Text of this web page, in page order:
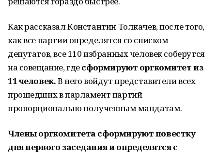
Как рассказал Константин Толкачев, после того,
как все партии определятся со списком
депутатов, все 110 избранных человек соберутся
на совещание, гдесформируют оргкомитет из
11 человек.В него войдут представители всех
прошедших в парламент партий
пропорционально полученным мандатам.
Члены оргкомитета сформируют повестку
дня первого заседания и определятся с